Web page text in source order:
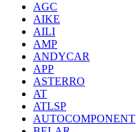
AGC
AIKE
AILI
AMP
ANDYCAR
APP
ASTERRO
AT
ATLSP
AUTOCOMPONENT